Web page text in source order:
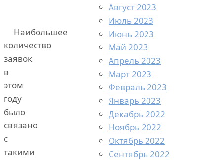
Наибольшее
количество
заявок
в
этом
году
было
связано
с
такими
Август 2023
Июль 2023
Июнь 2023
Май 2023
Апрель 2023
Март 2023
Февраль 2023
Январь 2023
Декабрь 2022
Ноябрь 2022
Октябрь 2022
Сентябрь 2022